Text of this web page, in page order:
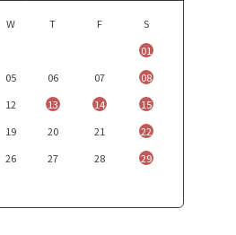
W T F
S
01
05 06 07
08
12 13 14
15
19 20 21
22
26 27 28
29